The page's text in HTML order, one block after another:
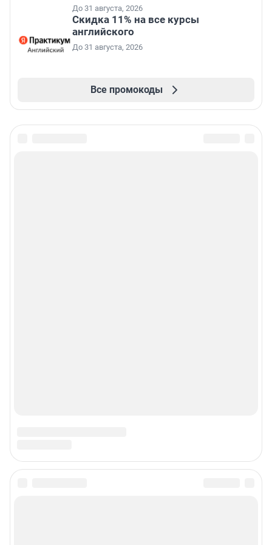
До 31 августа, 2026
Скидка 11% на все курсы
английского
До 31 августа, 2026
Все промокоды